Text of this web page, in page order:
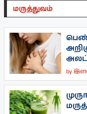
மருத்துவம்
by